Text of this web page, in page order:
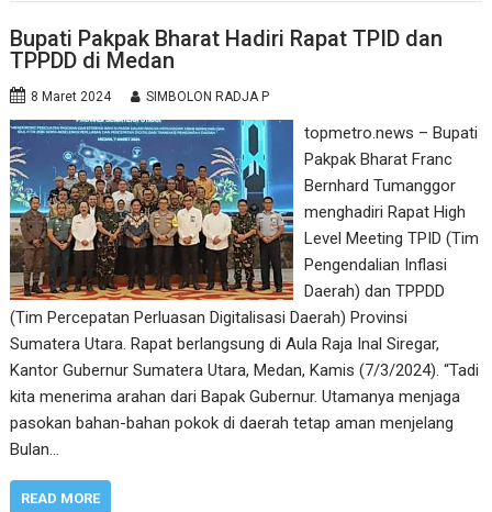
Bupati Pakpak Bharat Hadiri Rapat TPID dan
TPPDD di Medan
8 Maret 2024 SIMBOLON RADJA P
topmetro.news – Bupati
Pakpak Bharat Franc
Bernhard Tumanggor
menghadiri Rapat High
Level Meeting TPID (Tim
Pengendalian Inflasi
Daerah) dan TPPDD
(Tim Percepatan Perluasan Digitalisasi Daerah) Provinsi
Sumatera Utara. Rapat berlangsung di Aula Raja Inal Siregar,
Kantor Gubernur Sumatera Utara, Medan, Kamis (7/3/2024). “Tadi
kita menerima arahan dari Bapak Gubernur. Utamanya menjaga
pasokan bahan-bahan pokok di daerah tetap aman menjelang
Bulan…
READ MORE